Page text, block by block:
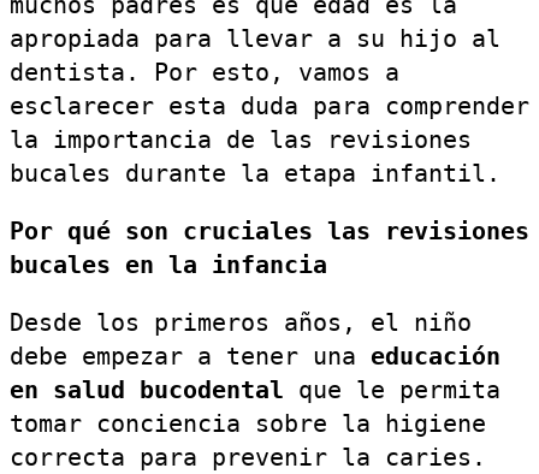
apropiada para llevar a su hijo al
dentista. Por esto, vamos a
esclarecer esta duda para comprender
la importancia de las revisiones
bucales durante la etapa infantil.
Por qué son cruciales las revisiones
bucales en la infancia
Desde los primeros años, el niño
debe empezar a tener una educación
en salud bucodental que le permita
tomar conciencia sobre la higiene
correcta para prevenir la caries.